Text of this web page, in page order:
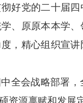
好党的二十届
、原原本本学
，精心组织宣
全会战略部署
资源禀赋和发展